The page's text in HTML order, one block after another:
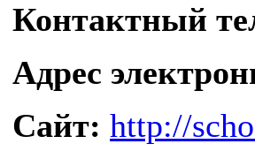
Контактный
Адрес
Сайт: http://